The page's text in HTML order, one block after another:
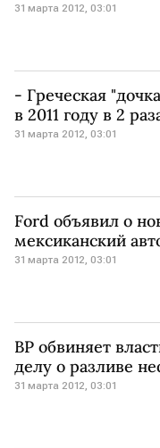
31 марта 2012, 03:01
- Греческая
в 2011 году в 2
31 марта 2012, 03:01
Ford объявил о
мексиканский
31 марта 2012, 03:01
BP обвиняет
делу о разливе
31 марта 2012, 03:01